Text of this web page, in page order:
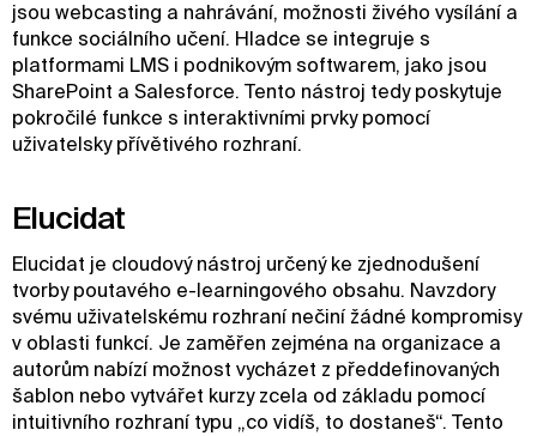
jsou webcasting a nahrávání, možnosti živého vysílání a
funkce sociálního učení. Hladce se integruje s
platformami LMS i podnikovým softwarem, jako jsou
SharePoint a Salesforce. Tento nástroj tedy poskytuje
pokročilé funkce s interaktivními prvky pomocí
uživatelsky přívětivého rozhraní.
Elucidat
Elucidat je cloudový nástroj určený ke zjednodušení
tvorby poutavého e-learningového obsahu. Navzdory
svému uživatelskému rozhraní nečiní žádné kompromisy
v oblasti funkcí. Je zaměřen zejména na organizace a
autorům nabízí možnost vycházet z předdefinovaných
šablon nebo vytvářet kurzy zcela od základu pomocí
intuitivního rozhraní typu „co vidíš, to dostaneš“. Tento